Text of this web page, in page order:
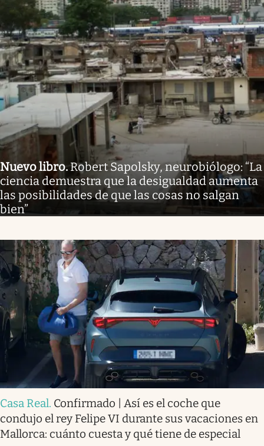
Nuevo libro.Robert Sapolsky, neurobiólogo: “La
ciencia demuestra que la desigualdad aumenta
las posibilidades de que las cosas no salgan
bien”
Casa Real. Confirmado | Así es el coche que
condujo el rey Felipe VI durante sus vacaciones en
Mallorca: cuánto cuesta y qué tiene de especial